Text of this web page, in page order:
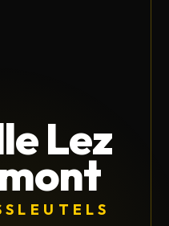
Lez